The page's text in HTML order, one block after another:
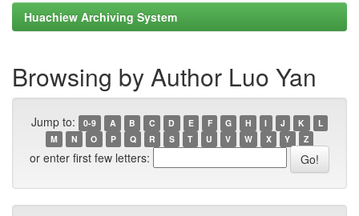
Huachiew Archiving System
Browsing by Author Luo Yan
Jump to: 0-9 A B C D E F G H I J K
L
M
N O P Q R S T U V W X Y Z
or enter first few letters: